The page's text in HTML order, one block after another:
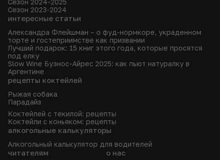
Сезон 2024-2025
Сезон 2023-2024
интересные статьи
Александра Флейшман – о фуд-нормкоре, украденном
торте и гостеприимстве как призвании
Лучший подарок: 15 книг этого года, которые просятся
под елку
Slow Wine Буэнос-Айрес 2025: как пьют натуралку в
Аргентине
рецепты коктейлей
Рыжая собака
Парадайз
Коктейлей с текилой: рецепты
Коктейли с коньяком: рецепты
алкогольные калькуляторы
Алкогольный калькулятор для водителей
читателям о нас